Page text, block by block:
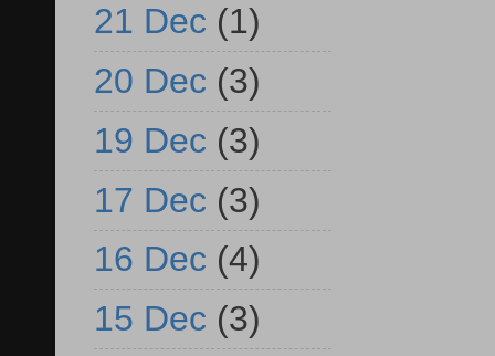
21 Dec (1)
20 Dec (3)
19 Dec (3)
17 Dec (3)
16 Dec (4)
15 Dec (3)